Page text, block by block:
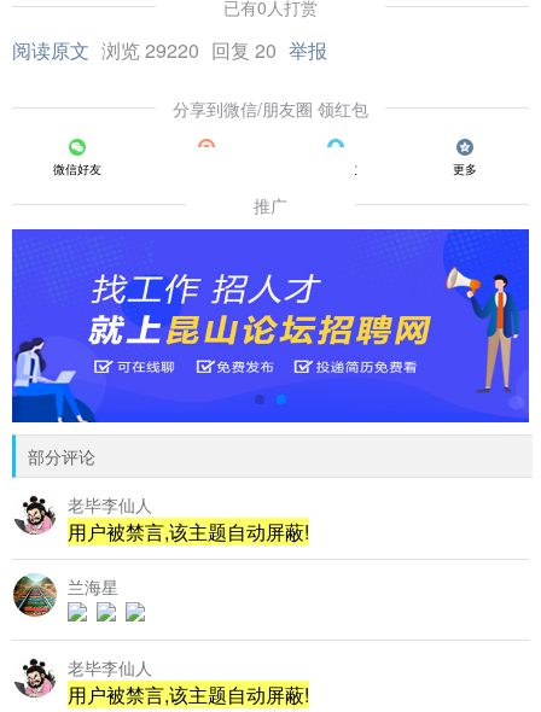
已有0人打赏
阅读原文 浏览 29220 回复 20 举报
分享到微信/朋友圈 领红包
微信好友 QQ好友 更多
推广
部分评论
老毕李仙人
用户被禁言,该主题自动屏蔽!
兰海星
老毕李仙人
用户被禁言,该主题自动屏蔽!